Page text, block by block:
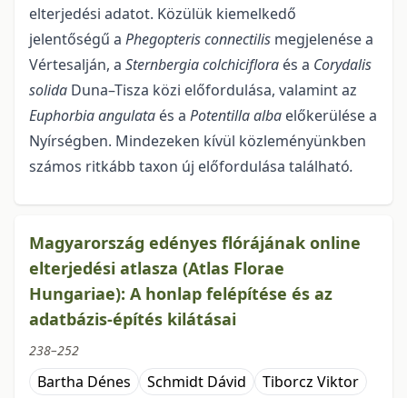
elterjedési adatot. Közülük kiemelke­dő
jelentőségű a Phegopteris connectilis megjelenése a
Vértesalján, a Sternbergia colchiciflora és a Corydalis
solida Duna–Tisza közi előfordulása, valamint az
Euphorbia angulata és a Potentilla alba előkerülése a
Nyírségben. Mindezeken kívül közleményünkben
számos ritkább taxon új előfordulása található.
Magyarország edényes flórájának online
elterjedési atlasza (Atlas Florae
Hungariae): A honlap felépítése és az
adatbázis-építés kilátásai
238–252
Bartha Dénes Schmidt Dávid Tiborcz Viktor